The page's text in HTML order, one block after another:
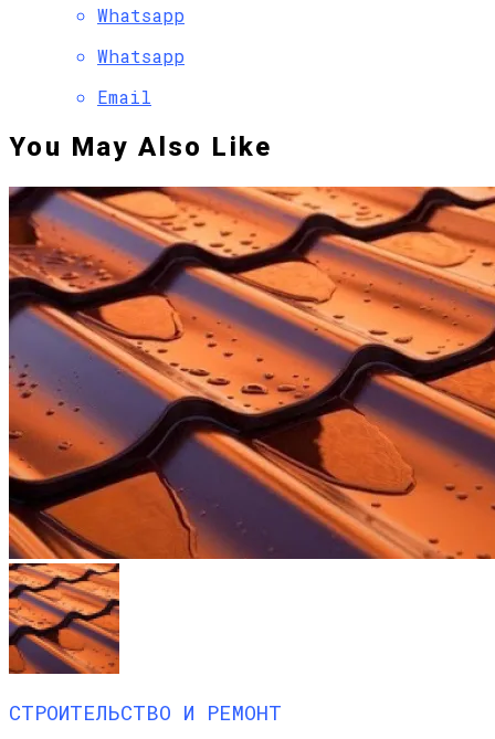
Whatsapp
Whatsapp
Email
You May Also Like
СТРОИТЕЛЬСТВО И РЕМОНТ